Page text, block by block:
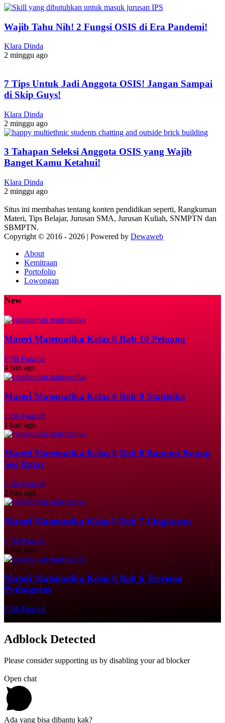
Wajib Tahu Nih! 2 Fungsi OSIS di Era Pandemi!
Klara Dinda
2 minggu ago
7 Tips Untuk Jadi Anggota OSIS! Jangan Sampai
di Skip Guys!
Klara Dinda
2 minggu ago
3 Tahapan Seleksi Anggota OSIS yang Wajib
Banget Kamu Ketahui!
Klara Dinda
2 minggu ago
Situs ini membahas tentang konten pendidikan seperti, Rangkuman
Materi, Tips Belajar, Jurusan SMA, Jurusan Kuliah, SNMPTN dan
SBMPTN.
Copyright © 2016 - 2026 | Powered by Dewaweb
About
Kemitraan
Portofolio
Lowongan
New
Materi Matematika Kelas 8 Bab 10 Peluang
Fifih Fauziah
4 jam ago
Materi Matematika Kelas 8 Bab 9 Statistika
Fifih Fauziah
1 hari ago
Materi Matematika Kelas 8 Bab 8 Bangun Ruang
Sisi Datar
Fifih Fauziah
2 hari ago
Materi Matematika Kelas 8 Bab 7 Lingkaran
Fifih Fauziah
3 hari ago
Materi Matematika Kelas 8 Bab 6 Teorema
Pythagoras
Fifih Fauziah
Adblock Detected
Please consider supporting us by disabling your ad blocker
Open chat
Ada yang bisa dibantu kak?